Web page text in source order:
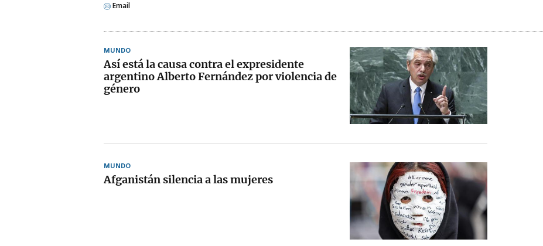
Email
MUNDO
Así está la causa contra el expresidente
argentino Alberto Fernández por violencia de
género
MUNDO
Afganistán silencia a las mujeres